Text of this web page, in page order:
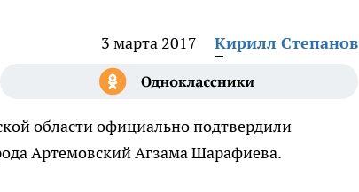
3 марта 2017 Кирилл Степанов
области официально подтвердили
Артемовский Агзама Шарафиева.